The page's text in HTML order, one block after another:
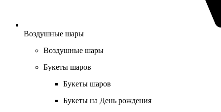
Воздушные шары
Воздушные шары
Букеты шаров
Букеты шаров
Букеты на День рождения